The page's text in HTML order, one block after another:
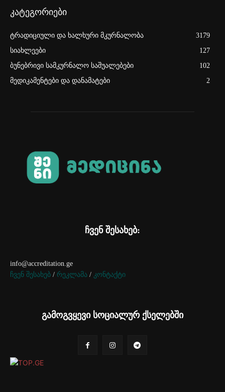
კატეგორიები
ტრადიციული და ხალხური მკურნალობა
3179
სიახლეები
127
ბუნებრივი სამკურნალო საშუალებები
102
მედიკამენტები და დანამატები
2
ჩვენ შესახებ:
info@accreditation.ge
ჩვენ შესახებ / რეკლამა / კონტაქტი
გამოგვყევი სოციალურ ქსელებში